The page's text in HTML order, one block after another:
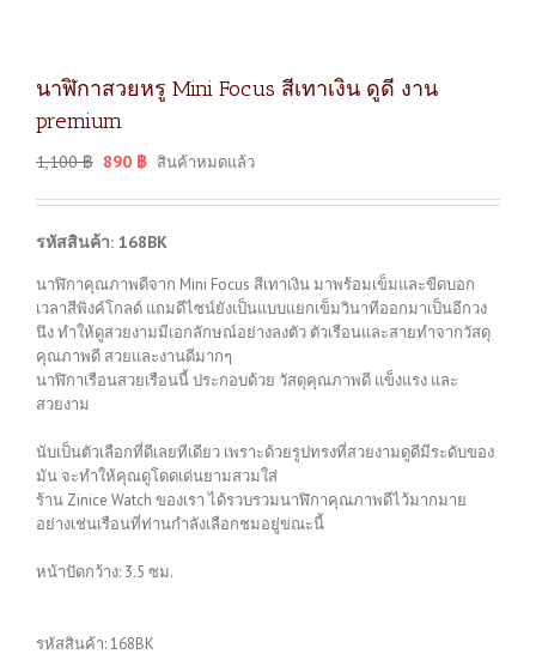
นาฬิกาสวยหรู Mini Focus สีเทาเงิน ดูดี งาน
premium
1,100฿ 890 ฿ สินค้าหมดแล้ว
รหัสสินค้า: 168BK
นาฬิกาคุณภาพดีจาก Mini Focus สีเทาเงิน มาพร้อมเข็มและขีดบอก
เวลาสีพิงค์โกลด์ แถมดีไซน์ยังเป็นแบบแยกเข็มวินาทีออกมาเป็นอีกวง
นึง ทำให้ดูสวยงามมีเอกลักษณ์อย่างลงตัว ตัวเรือนและสายทำจากวัสดุ
คุณภาพดี สวยและงานดีมากๆ
นาฬิกาเรือนสวยเรือนนี้ ประกอบด้วย วัสดุคุณภาพดี แข็งแรง และ
สวยงาม
นับเป็นตัวเลือกที่ดีเลยทีเดียว เพราะด้วยรูปทรงที่สวยงามดูดีมีระดับของ
มัน จะทำให้คุณดูโดดเด่นยามสวมใส่
ร้าน Zinice Watch ของเรา ได้รวบรวมนาฬิกาคุณภาพดีไว้มากมาย
อย่างเช่นเรือนที่ท่านกำลังเลือกชมอยู่ขณะนี้
หน้าปัดกว้าง: 3.5 ซม.
รหัสสินค้า:168BK